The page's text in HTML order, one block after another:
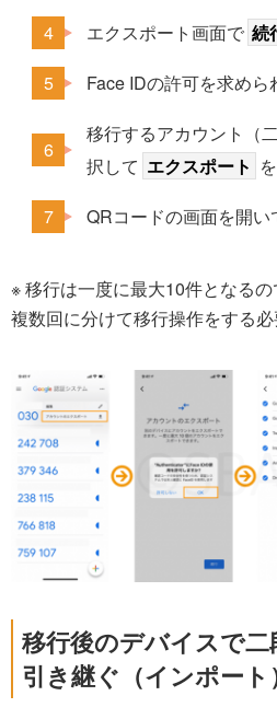
エクスポート画面で 続
Face IDの許可を求めら
移行するアカウント（
択して エクスポート
QRコードの画面を開い
※ 移行は一度に最大10件となる
複数回に分けて移行操作をする必
移行後のデバイスで
引き継ぐ（インポート